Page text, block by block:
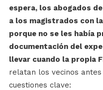
espera, los abogados
a los magistrados con
porque no se les había
documentación del
llevar cuando la propia
relatan los vecinos
cuestiones clave: